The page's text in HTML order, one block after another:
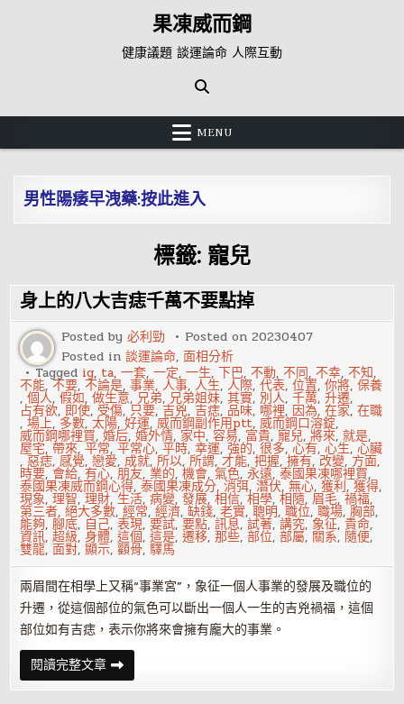
果凍威而鋼
健康議題 談運論命 人際互動
MENU
男性陽痿早洩藥:按此進入
標籤: 寵兒
身上的八大吉痣千萬不要點掉
Posted by必利勁 Posted on20230407
Posted in談運論命,面相分析
Tagged ig, ta,一套,一定,一生,下巴,不動,不同,不幸,不知,
不能,不要,不論是,事業,人事,人生,人際,代表,位置,你將,保養
,個人,假如,做生意, 兄弟, 兄弟姐妹,其實, 別人,千萬,升遷,
占有欲, 即使, 受傷, 只要,吉兇,吉痣, 品味, 哪裡, 因為,在家,在職
,場上, 多數,太陽,好運,威而鋼副作用ptt,威而鋼口溶錠,
威而鋼哪裡買,婚后,婚外情, 家中,容易, 富貴,寵兒,將來,就是,
屋宅,帶來,平常,平常心,平時,幸運,強的,很多,心有,心生,心臟
,惡痣,感覺,戀愛, 成就,所以,所謂,才能,把握,擁有, 改變, 方面,
時要, 會給,有心,朋友, 業的,機會,氣色,永遠,泰國果凍哪裡買,
泰國果凍威而鋼心得,泰國果凍成分,消弭,潛伏,無心,獲利,獲得,
現象,理智,理財,生活,病變,發展,相信,相學,相隨,眉毛,禍福,
第三者,絕大多數,經常,經濟,缺錢,老實,聰明,職位,職場,胸部,
能夠,腳底, 自己,表現,要試,要點,訊息,試著,講究, 象征,貴命,
資訊,超級,身體,這個,這是,遷移,那些,部位,部屬, 關系, 隨便,
雙龍,面對,顯示,顴骨,驛馬
兩眉間在相學上又稱“事業宮”，象征一個人事業的發展及職位的
升遷，從這個部位的氣色可以斷出一個人一生的吉兇禍福，這個
部位如有吉痣，表示你將來會擁有龐大的事業。
閱讀完整文章身
上
的